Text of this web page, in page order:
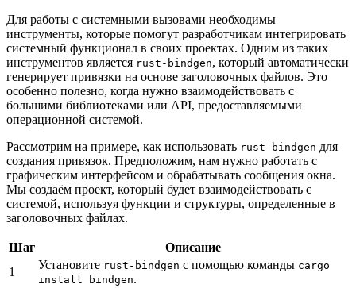
Для работы с системными вызовами необходимы
инструменты, которые помогут разработчикам интегрировать
системный функционал в своих проектах. Одним из таких
инструментов является rust-bindgen, который автоматически
генерирует привязки на основе заголовочных файлов. Это
особенно полезно, когда нужно взаимодействовать с
большими библиотеками или API, предоставляемыми
операционной системой.
Рассмотрим на примере, как использовать rust-bindgen для
создания привязок. Предположим, нам нужно работать с
графическим интерфейсом и обрабатывать сообщения окна.
Мы создаём проект, который будет взаимодействовать с
системой, используя функции и структуры, определенные в
заголовочных файлах.
Шаг
Описание
1
Установите rust-bindgen с помощью команды cargo
install bindgen.